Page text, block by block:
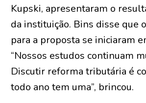
Kupski, apresentaram o
da instituição. Bins disse que
para a proposta se iniciaram
“Nossos estudos continuam
Discutir reforma tributária é
todo ano tem uma”, brincou.